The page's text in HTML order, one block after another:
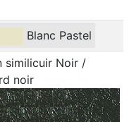
Blanc Pastel
similicuir Noir /
noir